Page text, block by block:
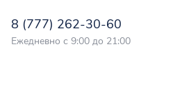
8 (777) 262-30-60
Ежедневно с 9:00 до 21:00